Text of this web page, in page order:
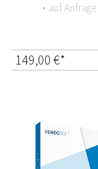
auf Anfrage
149,00 €*